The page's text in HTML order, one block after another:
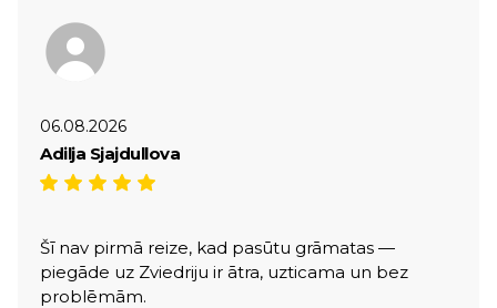
06.08.2026
Adilja Sjajdullova
Šī nav pirmā reize, kad pasūtu grāmatas —
piegāde uz Zviedriju ir ātra, uzticama un bez
problēmām.